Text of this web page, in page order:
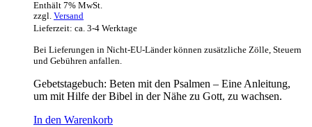
Enthält 7% MwSt.
zzgl. Versand
Lieferzeit: ca. 3-4 Werktage
Bei Lieferungen in Nicht-EU-Länder können zusätzliche Zölle, Steuern
und Gebühren anfallen.
Gebetstagebuch: Beten mit den Psalmen – Eine Anleitung,
um mit Hilfe der Bibel in der Nähe zu Gott, zu wachsen.
In den Warenkorb